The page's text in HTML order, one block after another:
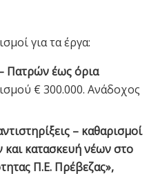
για τα έργα:
Πατρών έως όρια
€ 300.000. Ανάδοχος
– καθαρισμοί
κατασκευή νέων στο
Π.Ε. Πρέβεζας»,